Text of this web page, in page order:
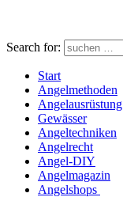
Search for:
Start
Angelmethoden
Angelausrüstung
Gewässer
Angeltechniken
Angelrecht
Angel-DIY
Angelmagazin
Angelshops